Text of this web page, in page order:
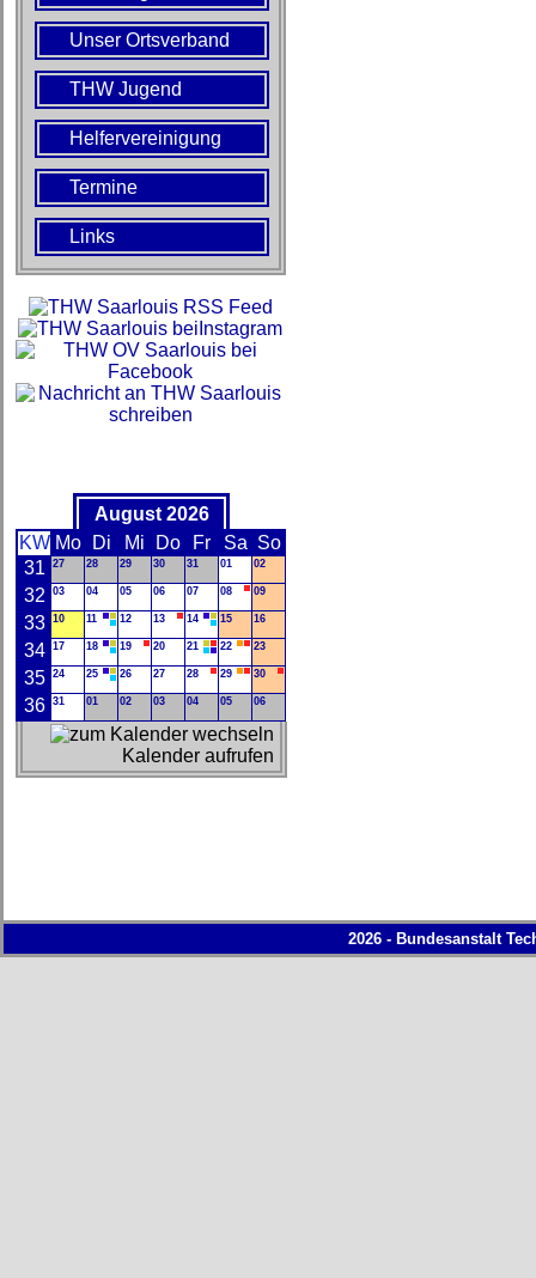
Unser Ortsverband
THW Jugend
Helfervereinigung
Termine
Links
August 2026
KW Mo Di Mi Do Fr Sa So
31
27 28 29 30 31 01 02
32 03 04 05 06 07 08 09
33 10 11 12 13 14 15 16
34 17 18 19 20 21 22 23
35 24 25 26 27 28 29 30
36 31 01 02 03 04 05 06
Kalender aufrufen
2026 - Bundesanstalt